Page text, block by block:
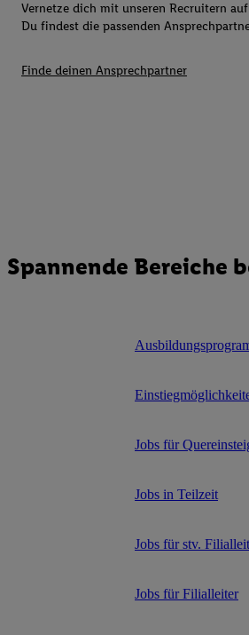
Vernetze dich mit unseren Recruitern
Du findest die passenden
Finde deinen Ansprechpartner
Spannende Bereiche
Jobs für
Jobs in Teilzeit
Jobs für stv.
Jobs für Filialleiter